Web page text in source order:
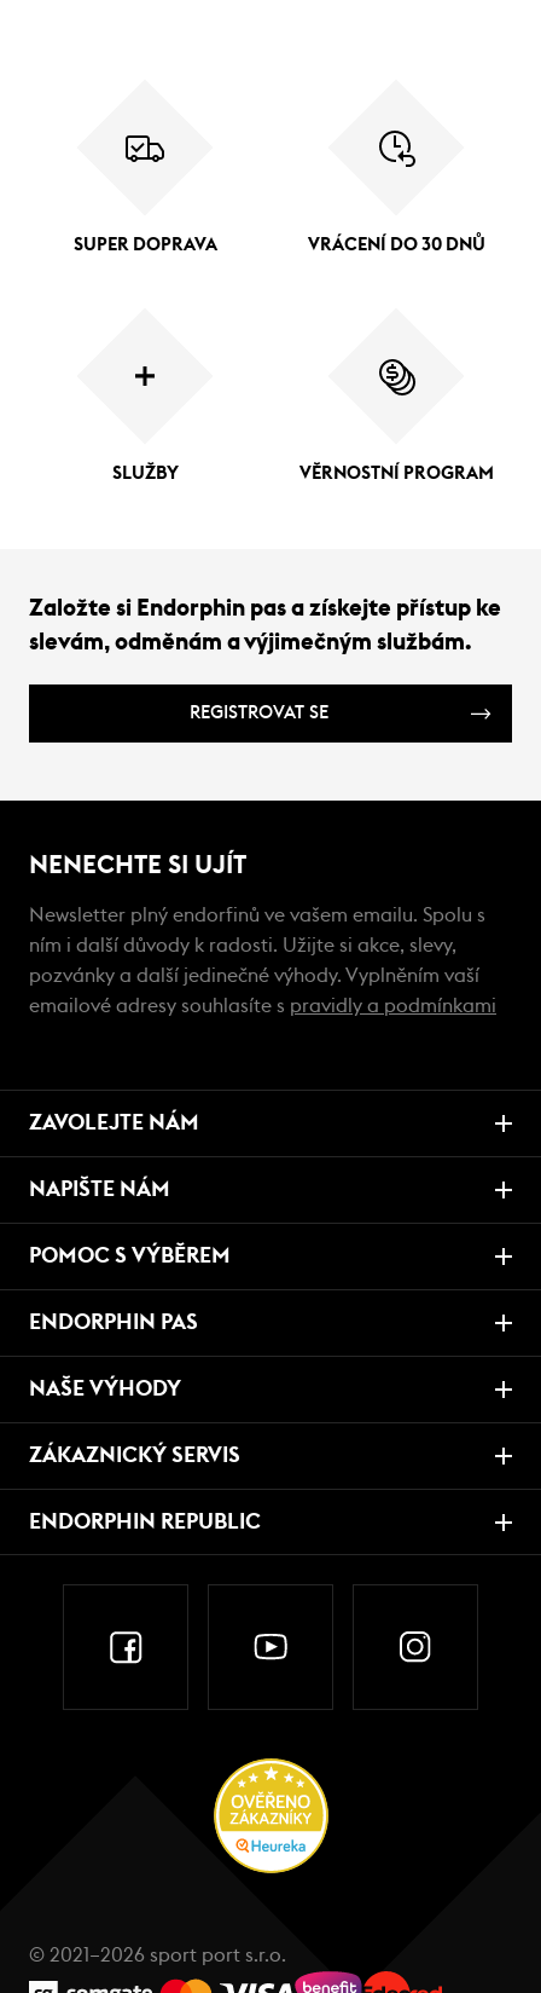
SUPER DOPRAVA VRÁCENÍ DO 30 DNŮ
SLUŽBY VĚRNOSTNÍ PROGRAM
Založte si Endorphin pas a získejte přístup ke
slevám, odměnám a výjimečným službám.
REGISTROVAT SE
NENECHTE SI UJÍT
Newsletter plný endorfinů ve vašem emailu. Spolu s
ním i další důvody k radosti. Užijte si akce, slevy,
pozvánky a další jedinečné výhody. Vyplněním vaší
emailové adresy souhlasíte s pravidly a podmínkami
ZAVOLEJTE NÁM
NAPIŠTE NÁM
POMOC S VÝBĚREM
ENDORPHIN PAS
NAŠE VÝHODY
ZÁKAZNICKÝ SERVIS
ENDORPHIN REPUBLIC
© 2021–2026 sport port s.r.o.